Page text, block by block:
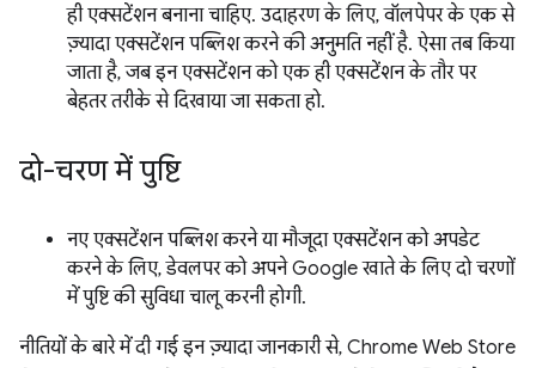
ही एक्सटेंशन बनाना चाहिए. उदाहरण के लिए, वॉलपेपर के एक से
ज़्यादा एक्सटेंशन पब्लिश करने की अनुमति नहीं है. ऐसा तब किया
जाता है, जब इन एक्सटेंशन को एक ही एक्सटेंशन के तौर पर
बेहतर तरीके से दिखाया जा सकता हो.
दो-चरण में पुष्टि
नए एक्सटेंशन पब्लिश करने या मौजूदा एक्सटेंशन को अपडेट
करने के लिए, डेवलपर को अपने Google खाते के लिए दो चरणों
में पुष्टि की सुविधा चालू करनी होगी.
नीतियों के बारे में दी गई इन ज़्यादा जानकारी से, Chrome Web Store